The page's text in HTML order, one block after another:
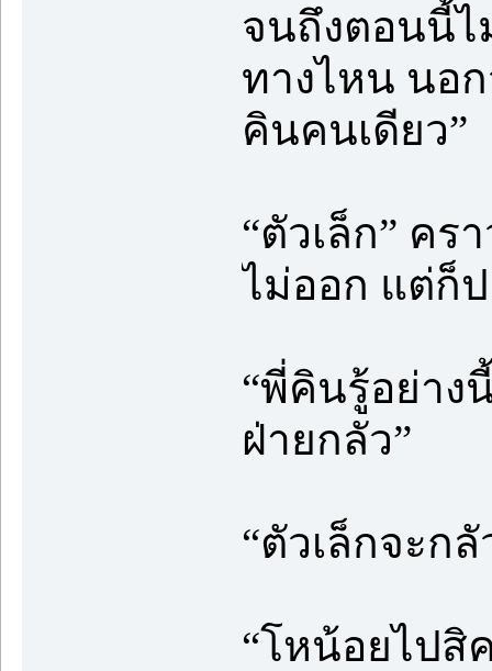
จนถึงตอนนี้ไ
ทางไหน นอ
คินคนเดียว”
“ตัวเล็ก” ค
ไม่ออก แต่ก็
“พี่คินรู้อย่าง
ฝ่ายกลัว”
“ตัวเล็กจะก
“โหน้อยไปสิ